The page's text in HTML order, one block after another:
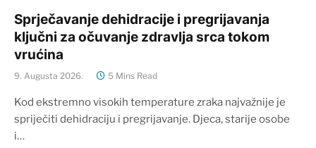
Sprječavanje dehidracije i pregrijavanja
ključni za očuvanje zdravlja srca tokom
vrućina
9. Augusta 2026. 5 Mins Read
Kod ekstremno visokih temperature zraka najvažnije je
spriječiti dehidraciju i pregrijavanje. Djeca, starije osobe
i…